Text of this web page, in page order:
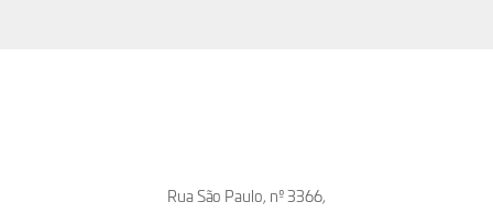
Rua São Paulo, nº 3366,